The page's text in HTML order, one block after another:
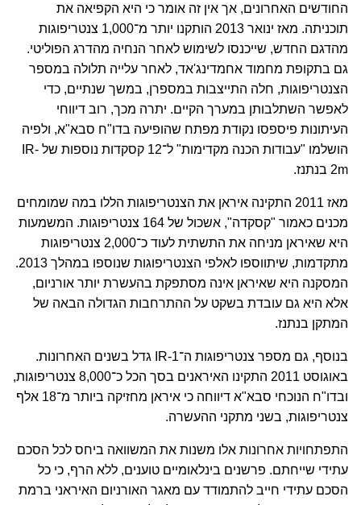
החודשים האחרונים, אך אין זה אומר כי היא הקפיאה את
תוכניתה. מאז ינואר 2013 הותקנו יותר מ־1,000 צנטריפוגות
מהדגם החדש, שייכנסו לשימוש לאחר הנחיה מהדרג הפוליטי.
גם בתקופת מחמוד אחמדינג'אד, לאחר עלייה תלולה במספר
הצנטריפוגות, חלה התייצבות במספרן, במשך שנתיים, כדי
לאפשר השתלבותן במערך הקיים. יתרה מכך, רוב דיווחי
העיתונות פיספסו נקודת מפתח שהופיעה בדו"ח סבא"א, ולפיה
הושלמו "עבודות הכנה מקדימות" ל־12 קסקדות נוספות של IR-
2m בנתנז.
מאז 2011 התקינה איראן את הצנטריפוגות הללו במה שמומחים
מכנים כאמור "קסקדה", אשכול של 164 צנטריפוגות. המשמעות
היא שאיראן מניחה את התשתית לעוד כ־2,000 צנטריפוגות
מתקדמות, שיתווספו לאלפי הצנטריפוגות שנוספו במהלך 2013.
המסקנה היא שאיראן אינה מסתפקת בהעשרת יותר אורניום,
אלא היא גם עובדת בשקט על ההתרחבות הגדולה הבאה של
המתקן בנתנז.
בנוסף, גם מספר צנטריפוגות ה־IR-1 גדל בשנים האחרונות.
באוגוסט 2011 התקינו האיראנים בסך הכל כ־8,000 צנטריפוגות,
ובדו"ח הנוכחי סבא"א דיווחה כי איראן מחזיקה ביותר מ־18 אלף
צנטריפוגות, בשני מתקני ההעשרה.
התפתחויות אחרונות אלו משנות את המשוואה ביחס לכל הסכם
עתידי שייחתם. פרשנים בינלאומיים טוענים, ללא הרף, כי כל
הסכם עתידי חייב להתמודד עם מאגר האורניום האיראני ברמת